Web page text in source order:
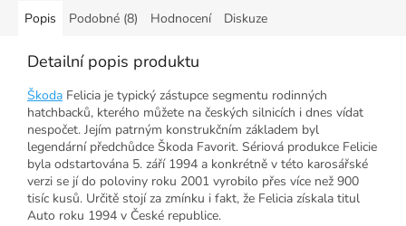
Popis Podobné (8) Hodnocení Diskuze
Detailní popis produktu
Škoda Felicia je typický zástupce segmentu rodinných
hatchbacků, kterého můžete na českých silnicích i dnes vídat
nespočet. Jejím patrným konstrukčním základem byl
legendární předchůdce Škoda Favorit. Sériová produkce Felicie
byla odstartována 5. září 1994 a konkrétně v této karosářské
verzi se jí do poloviny roku 2001 vyrobilo přes více než 900
tisíc kusů. Určitě stojí za zmínku i fakt, že Felicia získala titul
Auto roku 1994 v České republice.